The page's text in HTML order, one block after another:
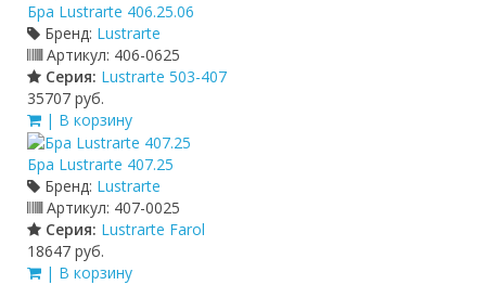
Бра Lustrarte 406.25.06
Бренд: Lustrarte
Артикул: 406-0625
Серия: Lustrarte 503-407
35707 руб.
| В корзину
Бра Lustrarte 407.25
Бренд: Lustrarte
Артикул: 407-0025
Серия: Lustrarte Farol
18647 руб.
| В корзину